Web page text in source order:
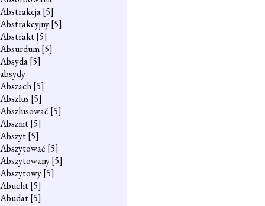
Abstrakcja[5]
Abstrakcyjny[5]
Abstrakt[5]
Absurdum[5]
Absyda[5]
absydy
Abszach[5]
Abszlus [5]
Abszlusować [5]
Absznit[5]
Abszyt[5]
Abszytować [5]
Abszytowany[5]
Abszytowy[5]
Abucht[5]
Abudat[5]